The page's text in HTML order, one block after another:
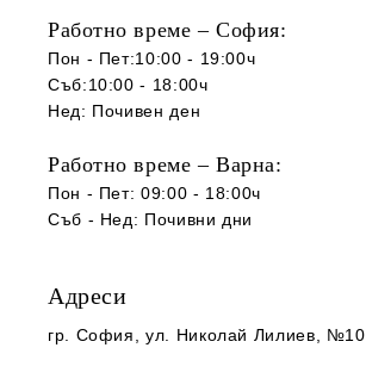
Работно време – София:
Пон - Пет:10:00 - 19:00ч
Съб:10:00 - 18:00ч
Нед: Почивен ден
Работно време – Варна:
Пон - Пет: 09:00 - 18:00ч
Съб - Нед: Почивни дни
Адреси
гр. София , ул. Николай Лилиев, №10